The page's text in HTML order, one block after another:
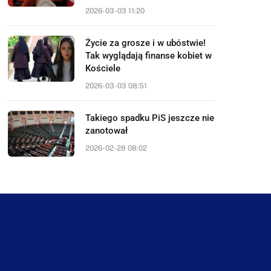
2026-03-03 11:20
Życie za grosze i w ubóstwie!
Tak wyglądają finanse kobiet w
Kościele
2026-03-03 08:51
Takiego spadku PiS jeszcze nie
zanotował
2026-02-28 08:02